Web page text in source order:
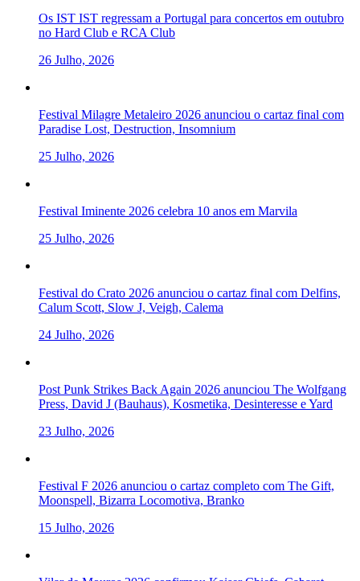
Os IST IST regressam a Portugal para concertos em outubro
no Hard Club e RCA Club
26 Julho, 2026
Festival Milagre Metaleiro 2026 anunciou o cartaz final com
Paradise Lost, Destruction, Insomnium
25 Julho, 2026
Festival Iminente 2026 celebra 10 anos em Marvila
25 Julho, 2026
Festival do Crato 2026 anunciou o cartaz final com Delfins,
Calum Scott, Slow J, Veigh, Calema
24 Julho, 2026
Post Punk Strikes Back Again 2026 anunciou The Wolfgang
Press, David J (Bauhaus), Kosmetika, Desinteresse e Yard
23 Julho, 2026
Festival F 2026 anunciou o cartaz completo com The Gift,
Moonspell, Bizarra Locomotiva, Branko
15 Julho, 2026